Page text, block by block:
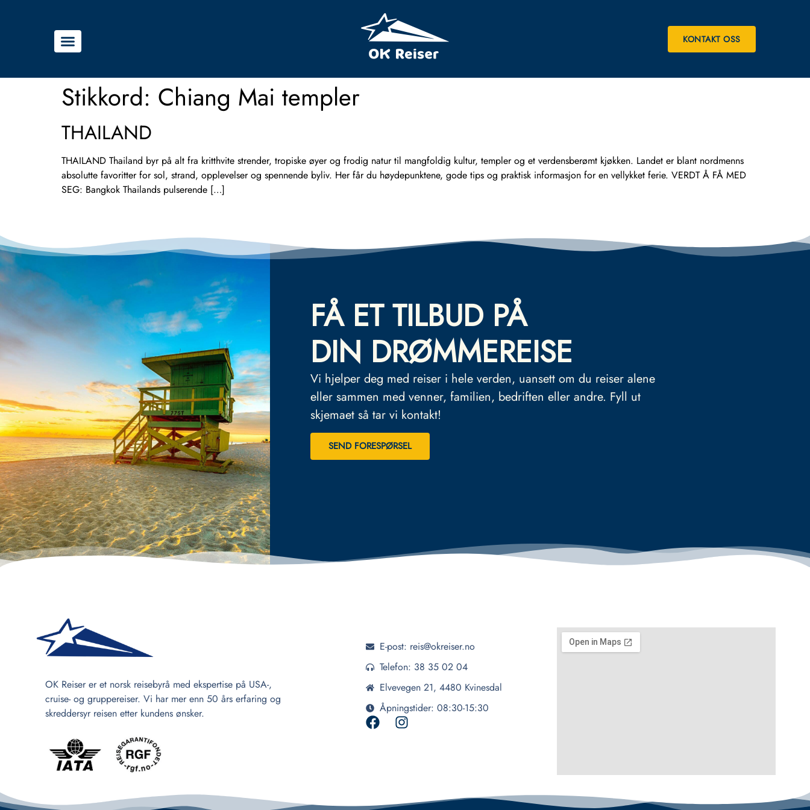
KONTAKT OSS
Stikkord: Chiang Mai templer
THAILAND
THAILAND Thailand byr på alt fra kritthvite strender, tropiske øyer og frodig natur til mangfoldig kultur, templer og et verdensberømt kjøkken. Landet er blant nordmenns
absolutte favoritter for sol, strand, opplevelser og spennende byliv. Her får du høydepunktene, gode tips og praktisk informasjon for en vellykket ferie. VERDT Å FÅ MED
SEG: Bangkok Thailands pulserende […]
FÅ ET TILBUD PÅ
DIN DRØMMEREISE
Vi hjelper deg med reiser i hele verden, uansett om du reiser alene
eller sammen med venner, familien, bedriften eller andre. Fyll ut
skjemaet så tar vi kontakt!
SEND FORESPØRSEL
OK Reiser er et norsk reisebyrå med ekspertise på USA-,
cruise- og gruppereiser. Vi har mer enn 50 års erfaring og
skreddersyr reisen etter kundens ønsker.
E-post: reis@okreiser.no
Telefon: 38 35 02 04
Elvevegen 21, 4480 Kvinesdal
Åpningstider: 08:30-15:30